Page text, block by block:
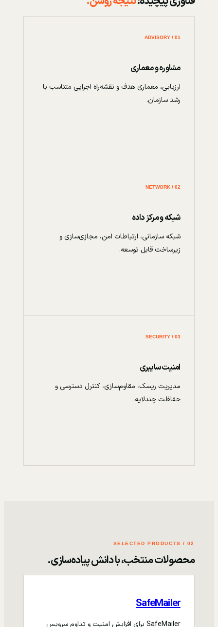
01 / ADVISORY
مشاوره و معماری
ارزیابی، معماری هدف و نقشه‌راه اجرایی متناسب با
رشد سازمان.
02 / NETWORK
شبکه و مرکز داده
شبکه سازمانی، ارتباطات امن، مجازی‌سازی و
زیرساخت قابل توسعه.
03 / SECURITY
امنیت سایبری
مدیریت ریسک، مقاوم‌سازی، کنترل دسترسی و
حفاظت چندلایه.
02 / SELECTED PRODUCTS
محصولات منتخب، با دانش پیاده‌سازی.
SafeMailer
SafeMailer برای افزایش امنیت و تداوم سرویس